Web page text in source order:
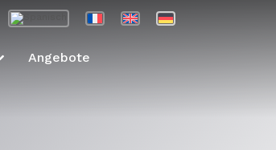
Angebote